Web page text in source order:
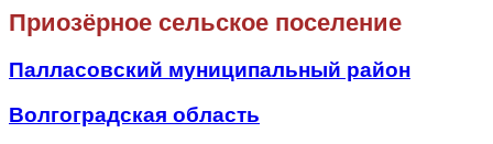
Приозёрное сельское поселение
Палласовский муниципальный район
Волгоградская область